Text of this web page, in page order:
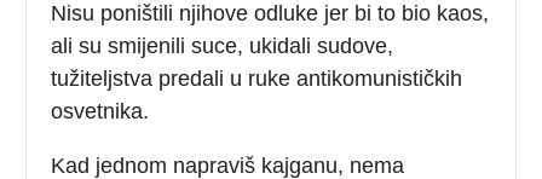
Nisu poništili njihove odluke jer bi to bio kaos,
ali su smijenili suce, ukidali sudove,
tužiteljstva predali u ruke antikomunističkih
osvetnika.
Kad jednom napraviš kajganu, nema